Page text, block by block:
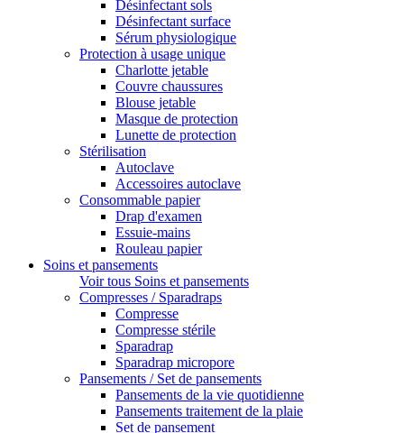
Désinfectant sols
Désinfectant surface
Sérum physiologique
Protection à usage unique
Charlotte jetable
Couvre chaussures
Blouse jetable
Masque de protection
Lunette de protection
Stérilisation
Autoclave
Accessoires autoclave
Consommable papier
Drap d'examen
Essuie-mains
Rouleau papier
Soins et pansements
Voir tous Soins et pansements
Compresses / Sparadraps
Compresse
Compresse stérile
Sparadrap
Sparadrap micropore
Pansements / Set de pansements
Pansements de la vie quotidienne
Pansements traitement de la plaie
Set de pansement